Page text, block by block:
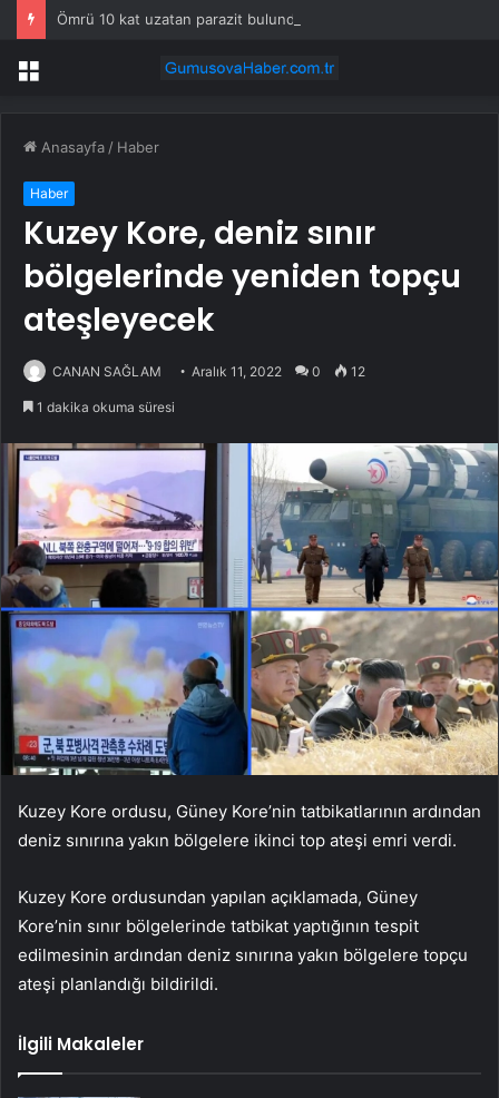
Ömrü 10 kat uzatan parazit bulundu
Menü
Anasayfa / Haber
Haber
Kuzey Kore, deniz sınır
bölgelerinde yeniden topçu
ateşleyecek
CANAN SAĞLAM Aralık 11, 2022 0 12
1 dakika okuma süresi
Kuzey Kore ordusu, Güney Kore’nin tatbikatlarının ardından
deniz sınırına yakın bölgelere ikinci top ateşi emri verdi.
Kuzey Kore ordusundan yapılan açıklamada, Güney
Kore’nin sınır bölgelerinde tatbikat yaptığının tespit
edilmesinin ardından deniz sınırına yakın bölgelere topçu
ateşi planlandığı bildirildi.
İlgili Makaleler